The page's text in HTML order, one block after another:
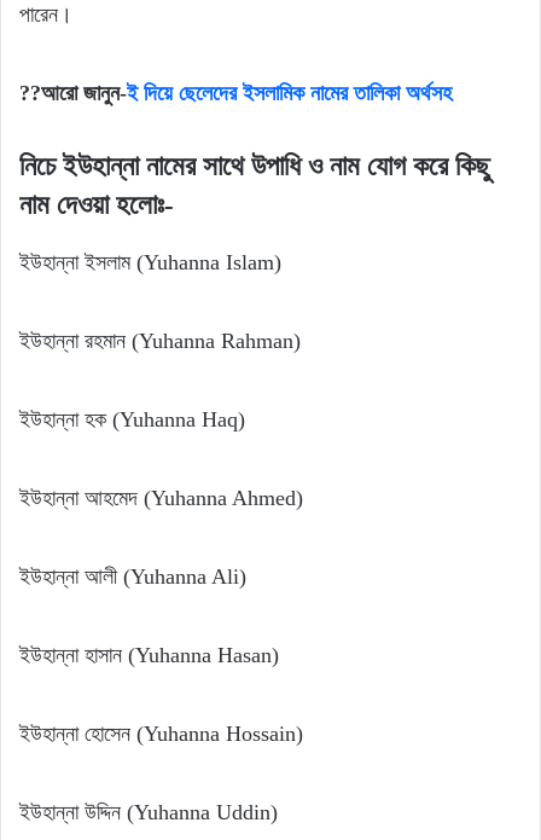
পারেন।
??আরো জানুন-ই দিয়ে ছেলেদের ইসলামিক নামের তালিকা অর্থসহ
নিচে ইউহান্না নামের সাথে উপাধি ও নাম যোগ করে কিছু
নাম দেওয়া হলোঃ-
ইউহান্না ইসলাম (Yuhanna Islam)
ইউহান্না রহমান (Yuhanna Rahman)
ইউহান্না হক (Yuhanna Haq)
ইউহান্না আহমেদ (Yuhanna Ahmed)
ইউহান্না আলী (Yuhanna Ali)
ইউহান্না হাসান (Yuhanna Hasan)
ইউহান্না হোসেন (Yuhanna Hossain)
ইউহান্না উদ্দিন (Yuhanna Uddin)